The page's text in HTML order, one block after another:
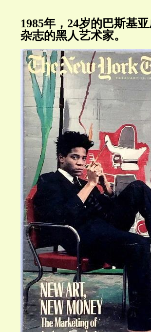
1985年，24岁的巴斯基
杂志的黑人艺术家。